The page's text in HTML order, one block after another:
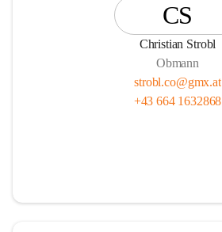
CS
Christian Strobl
Obmann
strobl.co@gmx.at
+43 664 1632868